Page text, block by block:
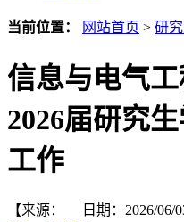
当前位置： 网站首页 > 研
信息与电气
2026届研究
工作
【来源： 日期：2026/06/